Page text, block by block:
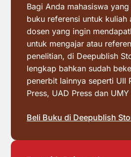
Bagi Anda mahasiswa
buku referensi untuk kuliah
dosen yang ingin
untuk mengajar atau
penelitian, di Deepublish
lengkap bahkan sudah
penerbit lainnya seperti UII
Press, UAD Press dan UMY
Beli Buku di Deepublish